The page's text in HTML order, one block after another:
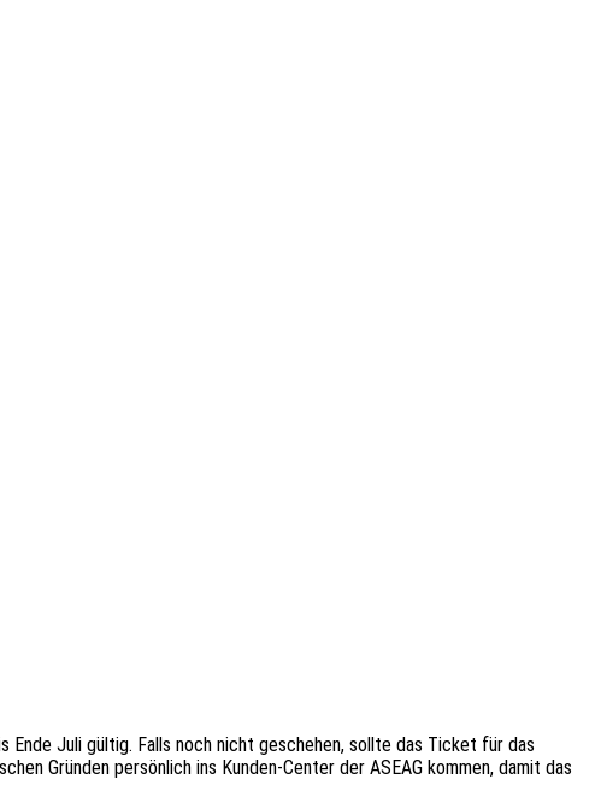
Juli gültig. Falls noch nicht geschehen, sollte das Ticket für das
Gründen persönlich ins Kunden-Center der ASEAG kommen, damit das